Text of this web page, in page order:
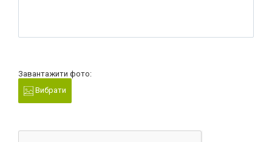
Завантажити фото:
Вибрати